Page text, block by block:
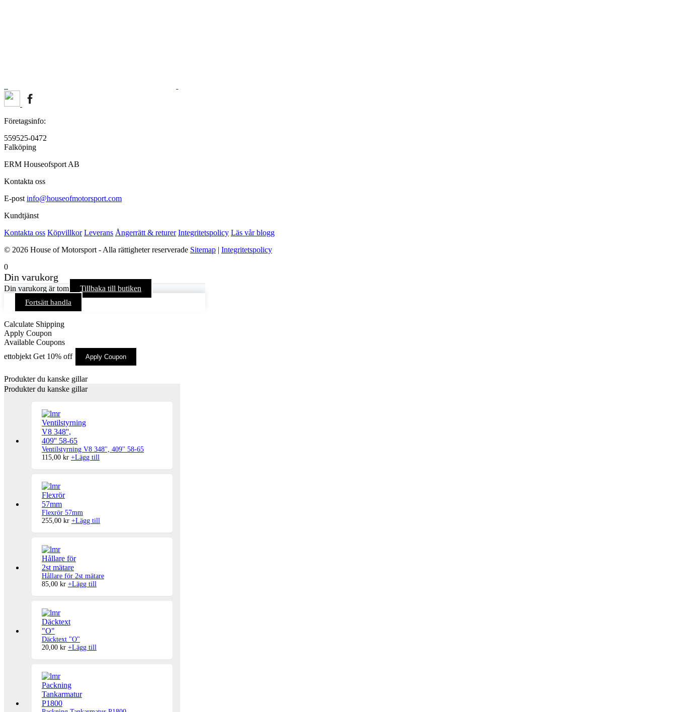
Företagsinfo:
559525-0472
Falköping
ERM Houseofsport AB
Kontakta oss
E-post info@houseofmotorsport.com
Kundtjänst
Kontakta oss Köpvillkor Leverans Ångerrätt & returer Integritetspolicy Läs vår blogg
© 2026 House of Motorsport - Alla rättigheter reserverade Sitemap | Integritetspolicy
0
Din varukorg
Din varukorg är tom Tillbaka till butiken
Fortsätt handla
Calculate Shipping
Apply Coupon
Available Coupons
ettobjekt Get 10% off Apply Coupon
Produkter du kanske gillar
Produkter du kanske gillar
Ventilstyrning V8 348'', 409'' 58-65
115,00 kr +Lägg till
Flexrör 57mm
255,00 kr +Lägg till
Hållare för 2st mätare
85,00 kr +Lägg till
Däcktext "O"
20,00 kr +Lägg till